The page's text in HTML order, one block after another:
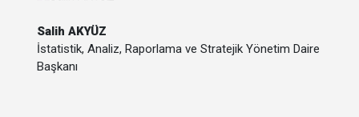
Salih AKYÜZ
İstatistik, Analiz, Raporlama ve Stratejik Yönetim Daire
Başkanı